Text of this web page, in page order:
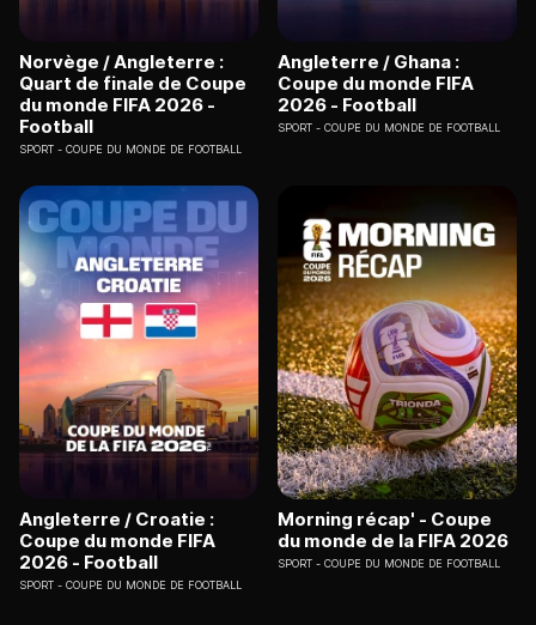
Norvège / Angleterre :
Quart de finale de Coupe
du monde FIFA 2026 -
Football
SPORT COUPE DU MONDE DE FOOTBALL
Angleterre / Ghana :
Coupe du monde FIFA
2026 - Football
SPORT COUPE DU MONDE DE FOOTBALL
Angleterre / Croatie :
Coupe du monde FIFA
2026 - Football
SPORT COUPE DU MONDE DE FOOTBALL
Morning récap' - Coupe
du monde de la FIFA 2026
SPORT COUPE DU MONDE DE FOOTBALL